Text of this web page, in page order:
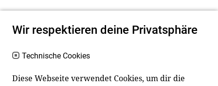
Wir respektieren deine Privatsphäre
Technische Cookies
Diese Webseite verwendet Cookies, um dir die